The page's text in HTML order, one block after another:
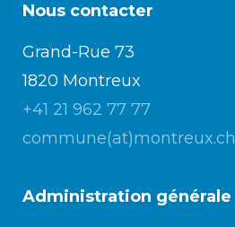
Nous contacter
Grand-Rue 73
1820 Montreux
+41 21 962 77 77
commune(at)montreux.ch
Administration générale